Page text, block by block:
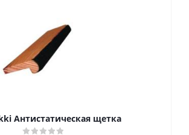
Антистатическая щетка